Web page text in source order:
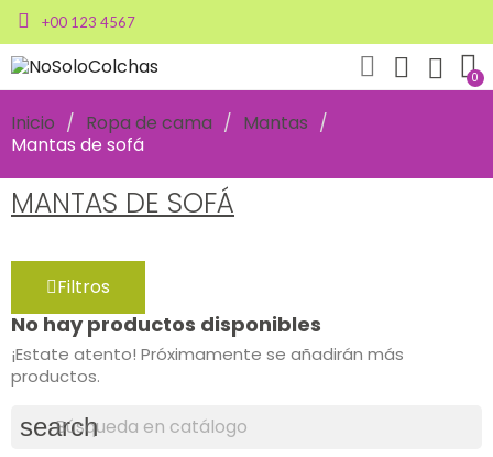
+00 123 4567
Inicio Ropa de cama
Mantas
Mantas de sofá
MANTAS DE SOFÁ
Filtros
No hay productos disponibles
¡Estate atento! Próximamente se añadirán más
productos.
search